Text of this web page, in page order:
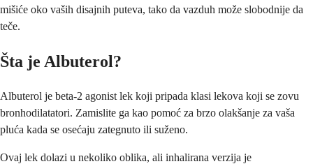
mišiće oko vaših disajnih puteva, tako da vazduh može slobodnije da
teče.
Šta je Albuterol?
Albuterol je beta-2 agonist lek koji pripada klasi lekova koji se zovu
bronhodilatatori. Zamislite ga kao pomoć za brzo olakšanje za vaša
pluća kada se osećaju zategnuto ili suženo.
Ovaj lek dolazi u nekoliko oblika, ali inhalirana verzija je